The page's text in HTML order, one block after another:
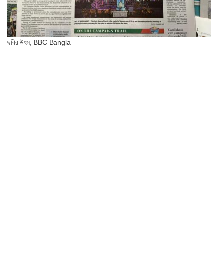
ছবির উৎস, BBC Bangla